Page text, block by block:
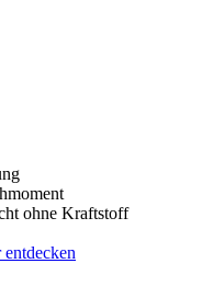
ohne Kraftstoff